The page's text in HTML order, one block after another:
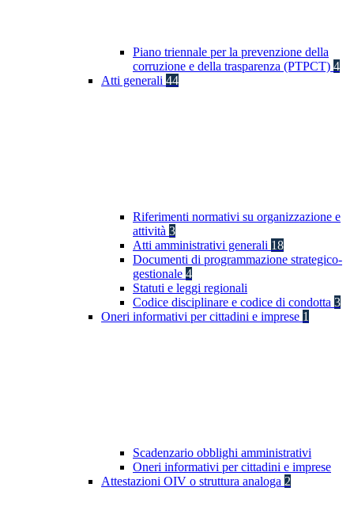
Piano triennale per la prevenzione della
corruzione e della trasparenza (PTPCT) 4
Atti generali 44
Riferimenti normativi su organizzazione e
attività 3
Atti amministrativi generali 18
Documenti di programmazione strategico-
gestionale 4
Statuti e leggi regionali
Codice disciplinare e codice di condotta 3
Oneri informativi per cittadini e imprese 1
Scadenzario obblighi amministrativi
Oneri informativi per cittadini e imprese
Attestazioni OIV o struttura analoga 2